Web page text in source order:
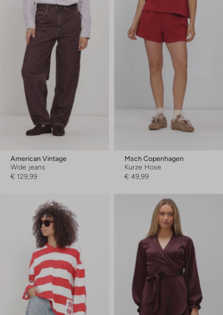
American Vintage
Wide jeans
€ 129,99
Msch Copenhagen
Kurze Hose
€ 49,99